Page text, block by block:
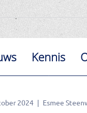
Kennis
2024 Esmee